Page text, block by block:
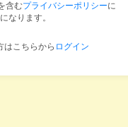
含むプライバシーポリシーに
なります。
はこちらから ログイン